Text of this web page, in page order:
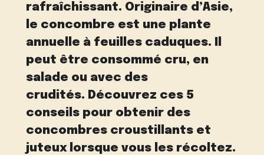
rafraîchissant. Originaire d’Asie,
le concombre est une plante
annuelle à feuilles caduques. Il
peut être consommé cru, en
salade ou avec des
crudités. Découvrez ces 5
conseils pour obtenir des
concombres croustillants et
juteux lorsque vous les récoltez.